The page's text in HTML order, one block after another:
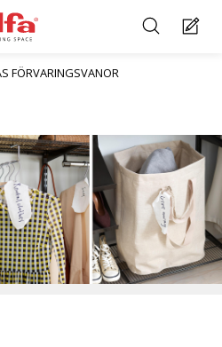
FÖRVARINGSVANOR